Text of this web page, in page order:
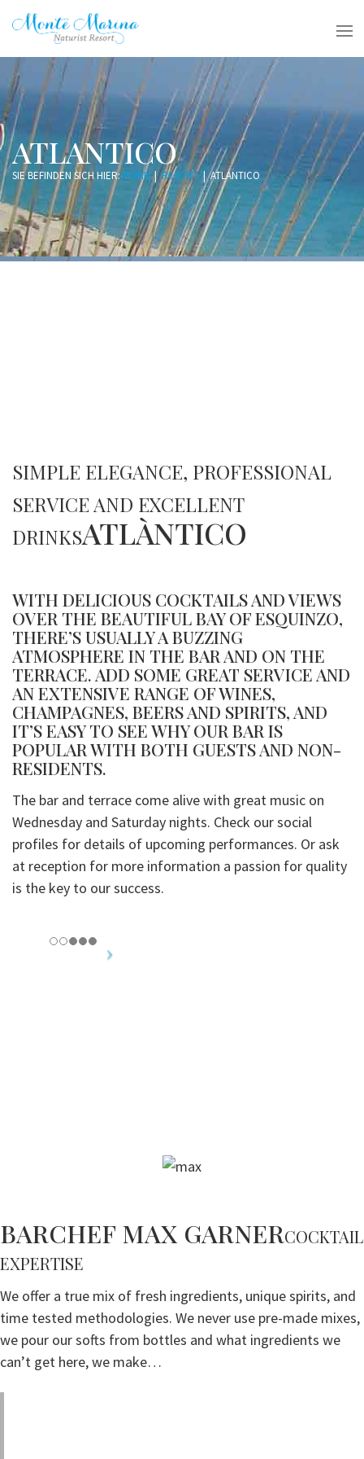
ATLANTICO
SIE BEFINDEN SICH HIER: HOME | RESORT | ATLANTICO
SIMPLE ELEGANCE, PROFESSIONAL
SERVICE AND EXCELLENT
DRINKSATLÀNTICO
WITH DELICIOUS COCKTAILS AND VIEWS
OVER THE BEAUTIFUL BAY OF ESQUINZO,
THERE’S USUALLY A BUZZING
ATMOSPHERE IN THE BAR AND ON THE
TERRACE. ADD SOME GREAT SERVICE AND
AN EXTENSIVE RANGE OF WINES,
CHAMPAGNES, BEERS AND SPIRITS, AND
IT’S EASY TO SEE WHY OUR BAR IS
POPULAR WITH BOTH GUESTS AND NON-
RESIDENTS.
The bar and terrace come alive with great music on
Wednesday and Saturday nights. Check our social
profiles for details of upcoming performances. Or ask
at reception for more information a passion for quality
is the key to our success.
BARCHEF MAX GARNERCOCKTAIL
EXPERTISE
We offer a true mix of fresh ingredients, unique spirits, and
time tested methodologies. We never use pre-made mixes,
we pour our softs from bottles and what ingredients we
can’t get here, we make…